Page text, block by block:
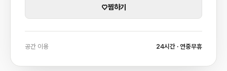
♡찜하기
공간 이용 24시간 · 연중무휴